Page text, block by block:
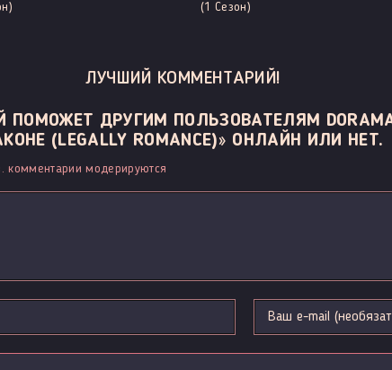
(1 Сезон)
ЛУЧШИЙ КОММЕНТАРИЙ!
ПОМОЖЕТ ДРУГИМ ПОЛЬЗОВАТЕЛЯМ
(LEGALLY ROMANCE)» ОНЛАЙН ИЛИ НЕТ.
комментарии модерируются